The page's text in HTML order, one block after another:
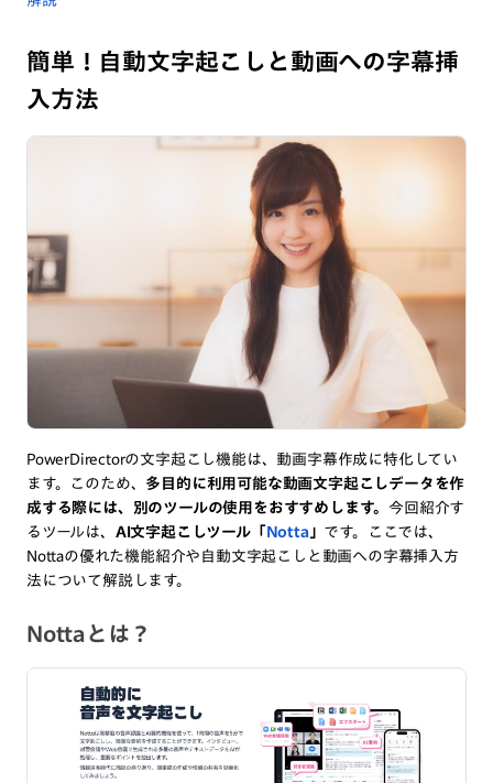
簡単！自動文字起こしと動画への字幕挿
入方法
PowerDirectorの文字起こし機能は、動画字幕作成に特化してい
ます。このため、 多目的に利用可能な動画文字起こしデータを作
成する際には、別のツールの使用をおすすめします。 今回紹介す
るツールは、 AI文字起こしツール「 Notta」 です。ここでは、
Nottaの優れた機能紹介や自動文字起こしと動画への字幕挿入方
法について解説します。
Nottaとは？